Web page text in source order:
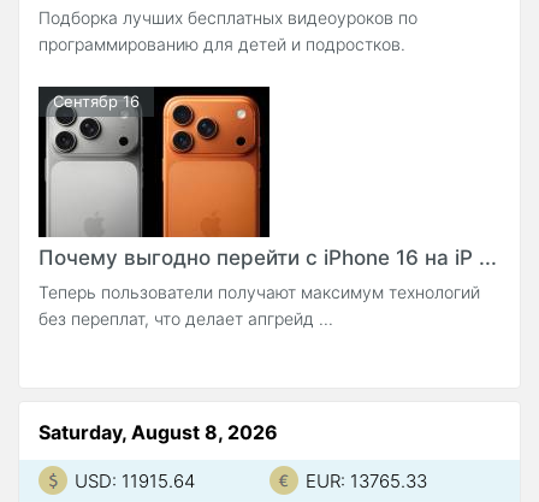
Подборка лучших бесплатных видеоуроков по
программированию для детей и подростков.
Сентябр 16
Почему выгодно перейти с iPhone 16 на iP ...
Теперь пользователи получают максимум технологий
без переплат, что делает апгрейд ...
Saturday, August 8, 2026
USD: 11915.64 EUR: 13765.33